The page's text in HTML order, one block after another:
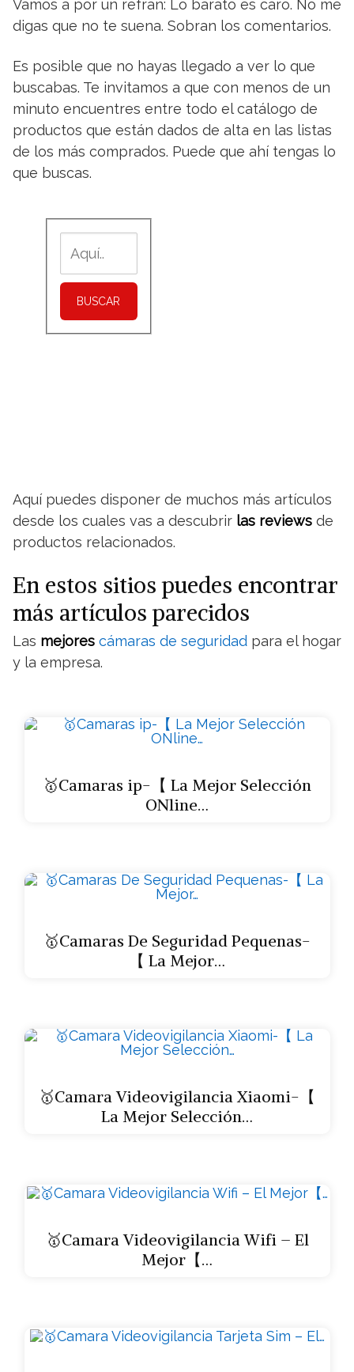
Vamos a por un refrán: Lo barato es caro. No me
digas que no te suena. Sobran los comentarios.
Es posible que no hayas llegado a ver lo que
buscabas. Te invitamos a que con menos de un
minuto encuentres entre todo el catálogo de
productos que están dados de alta en las listas
de los más comprados. Puede que ahí tengas lo
que buscas.
BUSCAR
Aquí puedes disponer de muchos más artículos
desde los cuales vas a descubrir las reviews de
productos relacionados.
En estos sitios puedes encontrar
más artículos parecidos
Las mejores cámaras de seguridad para el hogar
y la empresa.
🥇Camaras ip-【 La Mejor Selección
ONline…
🥇Camaras De Seguridad Pequenas-
【 La Mejor…
🥇Camara Videovigilancia Xiaomi-【
La Mejor Selección…
🥇Camara Videovigilancia Wifi – El
Mejor【…